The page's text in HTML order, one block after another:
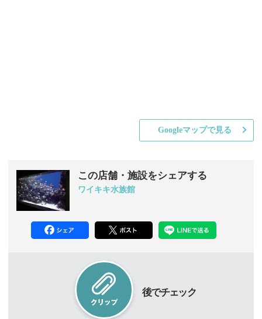
Googleマップで見る
この店舗・施設をシェアする
ワイキキ水族館
後でチェック